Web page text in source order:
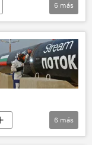
6 más
6 más